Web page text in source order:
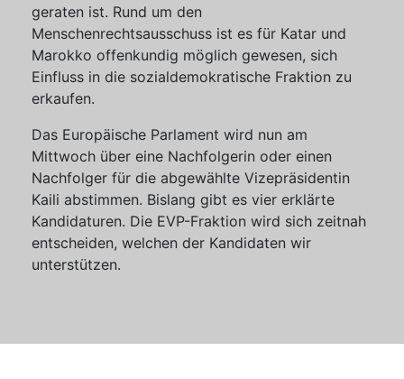
geraten ist. Rund um den
Menschenrechtsausschuss ist es für Katar und
Marokko offenkundig möglich gewesen, sich
Einfluss in die sozialdemokratische Fraktion zu
erkaufen.
Das Europäische Parlament wird nun am
Mittwoch über eine Nachfolgerin oder einen
Nachfolger für die abgewählte Vizepräsidentin
Kaili abstimmen. Bislang gibt es vier erklärte
Kandidaturen. Die EVP-Fraktion wird sich zeitnah
entscheiden, welchen der Kandidaten wir
unterstützen.